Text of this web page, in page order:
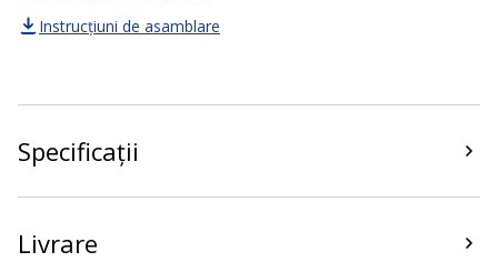
Instrucțiuni de asamblare
Specificații
Livrare